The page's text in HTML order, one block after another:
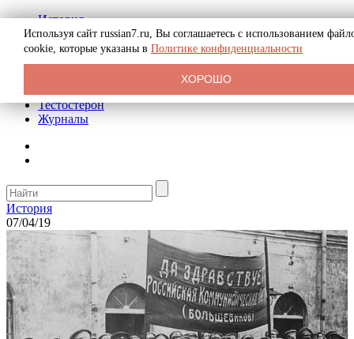
История
Биография
Криминал
Реклама на сайте
Тестостерон
Журналы
История
07/04/19
Используя сайт russian7.ru, Вы соглашаетесь с использованием
cookie, которые указаны в Политике конфиденциальности
ХОРОШО